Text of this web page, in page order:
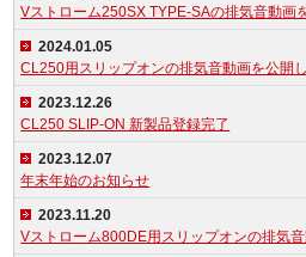
Vストローム250SX TYPE-SAの排気音動画
2024.01.05
CL250用スリップオンの排気音動画を公開
2023.12.26
CL250 SLIP-ON 新製品登録完了
2023.12.07
年末年始のお知らせ
2023.11.20
Vストローム800DE用スリップオンの排気